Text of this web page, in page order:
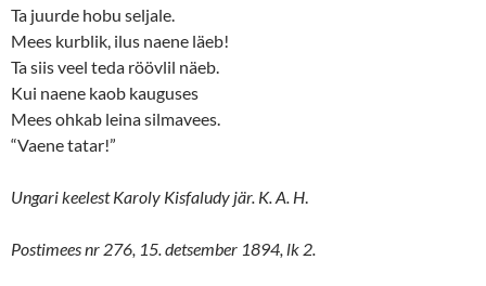
Ta juurde hobu seljale.
Mees kurblik, ilus naene läeb!
Ta siis veel teda röövlil näeb.
Kui naene kaob kauguses
Mees ohkab leina silmavees.
“Vaene tatar!”
Ungari keelest Karoly Kisfaludy jär. K. A. H.
Postimees nr 276, 15. detsember 1894, lk 2.